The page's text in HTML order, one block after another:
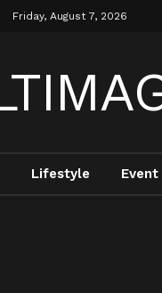
Friday, August 7, 2026
Lifestyle Event